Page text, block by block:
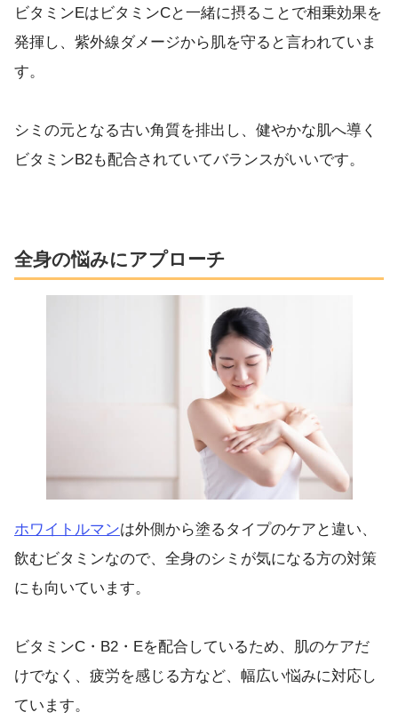
ビタミンEはビタミンCと一緒に摂ることで相乗効果を
発揮し、紫外線ダメージから肌を守ると言われていま
す。
シミの元となる古い角質を排出し、健やかな肌へ導く
ビタミンB2も配合されていてバランスがいいです。
全身の悩みにアプローチ
ホワイトルマンは外側から塗るタイプのケアと違い、
飲むビタミンなので、全身のシミが気になる方の対策
にも向いています。
ビタミンC・B2・Eを配合しているため、肌のケアだ
けでなく、疲労を感じる方など、幅広い悩みに対応し
ています。